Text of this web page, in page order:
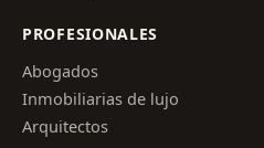
PROFESIONALES
Abogados
Inmobiliarias de lujo
Arquitectos